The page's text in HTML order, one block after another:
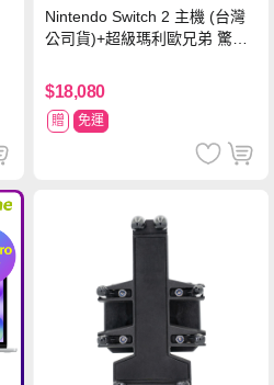
Nintendo Switch 2 主機 (台灣
公司貨)+超級瑪利歐兄弟 驚奇
球 狂熱 中文版
$18,080
贈 免運